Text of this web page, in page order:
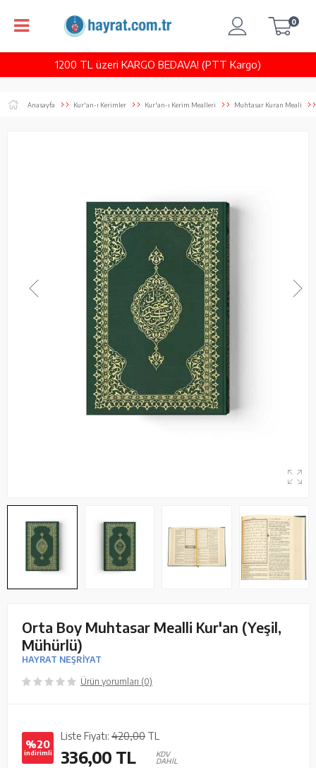
1200 TL üzeri KARGO BEDAVA! (PTT Kargo)
0
Anasayfa Kur'an-ı Kerimler Kur'an-ı Kerim Mealleri Muhtasar Kuran Meali
Orta Boy Muhtasar Mealli Kur'an (Yeşil,
Mühürlü)
HAYRAT NEŞRİYAT
Ürün yorumları (0)
%20
indirimli
Liste Fiyatı: 420,00 TL
336,00 TL
KDV
DAHİL